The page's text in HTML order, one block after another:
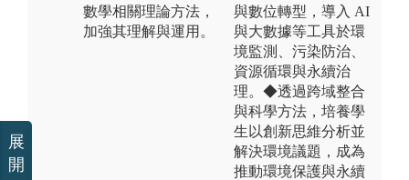
數學相關理論方法，
加強其理解與運用。
與數位轉型，導入 AI
與大數據等工具於環
境監測、污染防治、
資源循環與永續治
理。◆透過跨域整合
與科學方法，培養學
生以創新思維分析並
解決環境議題，成為
推動環境保護與永續
展
開